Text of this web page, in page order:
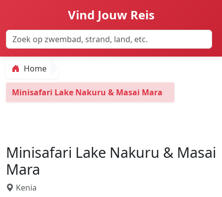
Vind Jouw Reis
Home
Minisafari Lake Nakuru & Masai Mara
Minisafari Lake Nakuru & Masai
Mara
Kenia